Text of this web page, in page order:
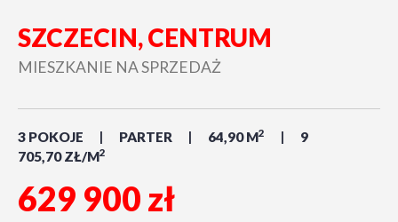
SZCZECIN, CENTRUM
MIESZKANIE NA SPRZEDAŻ
3 POKOJE PARTER 64,90 M2
9
705,70 ZŁ/M2
629 900 zł